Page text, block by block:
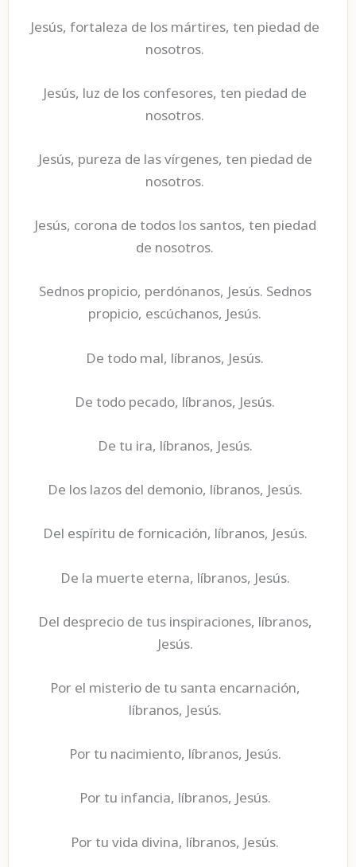
Jesús, fortaleza de los mártires, ten piedad de
nosotros.
Jesús, luz de los confesores, ten piedad de
nosotros.
Jesús, pureza de las vírgenes, ten piedad de
nosotros.
Jesús, corona de todos los santos, ten piedad
de nosotros.
Sednos propicio, perdónanos, Jesús. Sednos
propicio, escúchanos, Jesús.
De todo mal, líbranos, Jesús.
De todo pecado, líbranos, Jesús.
De tu ira, líbranos, Jesús.
De los lazos del demonio, líbranos, Jesús.
Del espíritu de fornicación, líbranos, Jesús.
De la muerte eterna, líbranos, Jesús.
Del desprecio de tus inspiraciones, líbranos,
Jesús.
Por el misterio de tu santa encarnación,
líbranos, Jesús.
Por tu nacimiento, líbranos, Jesús.
Por tu infancia, líbranos, Jesús.
Por tu vida divina, líbranos, Jesús.